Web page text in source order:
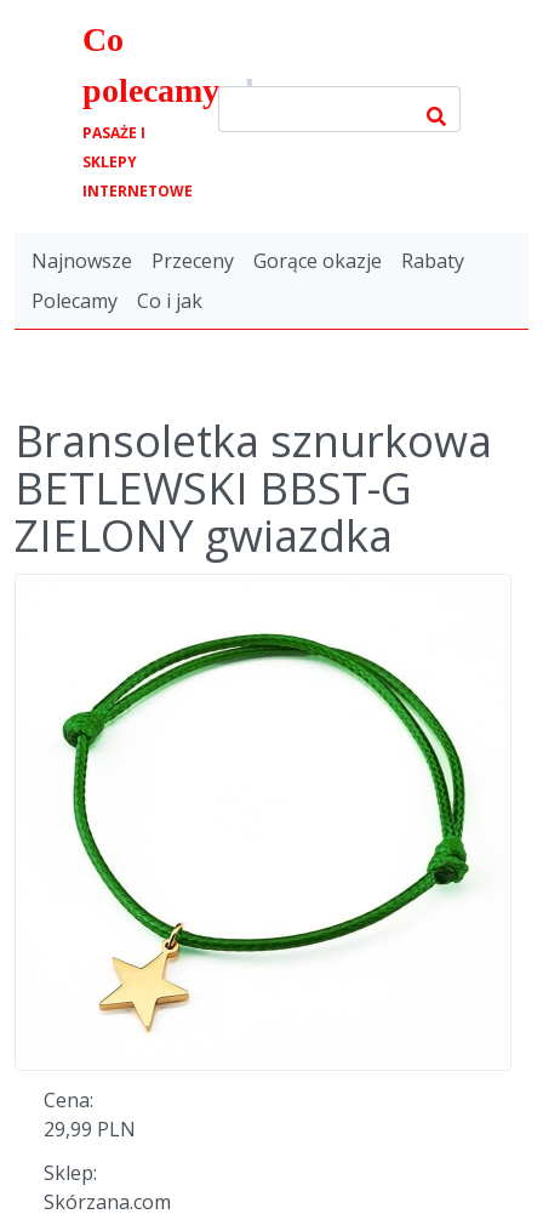
Co
polecamy.pl
PASAŻE I
SKLEPY
INTERNETOWE
Najnowsze Przeceny Gorące okazje
Rabaty
Polecamy
Co i jak
Bransoletka sznurkowa
BETLEWSKI BBST-G
ZIELONY gwiazdka
Cena:
29,99 PLN
Sklep:
Skórzana.com